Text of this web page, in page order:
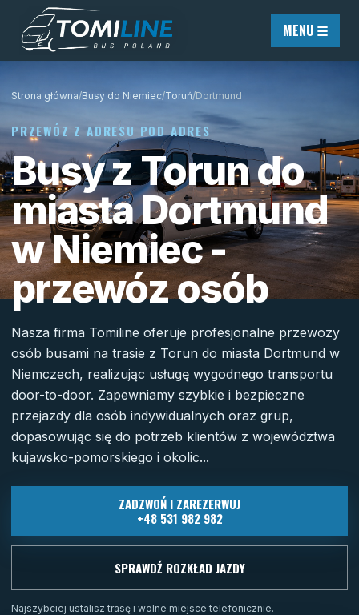
Przejdź do treści
MENU ☰
Strona główna/Busy do Niemiec/Toruń/Dortmund
PRZEWÓZ Z ADRESU POD ADRES
Busy z Torun do
miasta Dortmund
w Niemiec -
przewóz osób
Nasza firma Tomiline oferuje profesjonalne przewozy
osób busami na trasie z Torun do miasta Dortmund w
Niemczech, realizując usługę wygodnego transportu
door-to-door. Zapewniamy szybkie i bezpieczne
przejazdy dla osób indywidualnych oraz grup,
dopasowując się do potrzeb klientów z województwa
kujawsko-pomorskiego i okolic...
ZADZWOŃ I ZAREZERWUJ
+48 531 982 982
SPRAWDŹ ROZKŁAD JAZDY
Najszybciej ustalisz trasę i wolne miejsce telefonicznie.